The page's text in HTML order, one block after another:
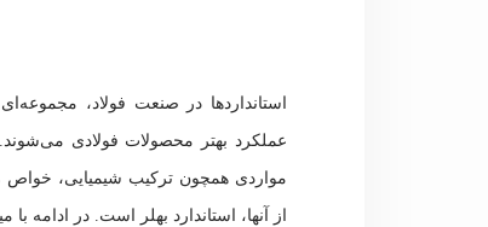
استانداردها در صنعت فولاد،
عملکرد بهتر محصولات فولادی
مواردی همچون ترکیب شیمیایی، خواص
از آنها، استاندارد بهلر است. در ادامه